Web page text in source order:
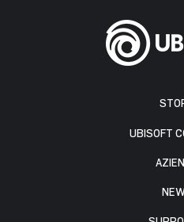
UBISOFT